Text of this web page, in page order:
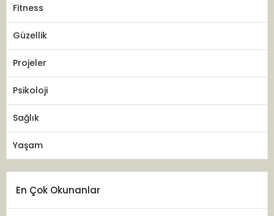
Fitness
Güzellik
Projeler
Psikoloji
Sağlık
Yaşam
En Çok Okunanlar